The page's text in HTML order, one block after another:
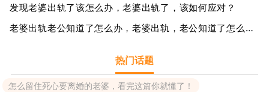
发现老婆出轨了该怎么办，老婆出轨了，该如何应对？
老婆出轨老公知道了怎么办，老婆出轨，老公知道了怎么办？
热门话题
怎么留住死心要离婚的老婆，看完这篇你就懂了！